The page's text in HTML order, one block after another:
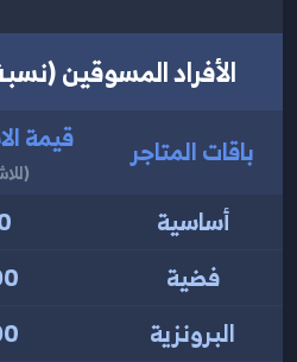
الأفراد المسوقين (نسبة
باقات المتاجر قيمة
أساسية
فضية
البرونزية